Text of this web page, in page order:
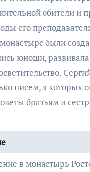
обители и
его
были
юноши,
писем, в которых
братьям и
в монастырь